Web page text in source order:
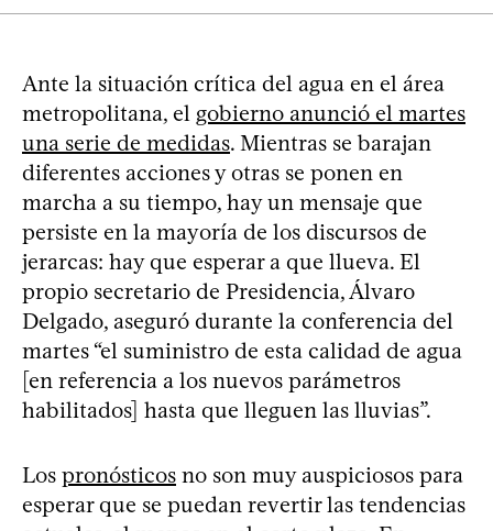
Ante la situación crítica del agua en el área
metropolitana, el gobierno anunció el martes
una serie de medidas. Mientras se barajan
diferentes acciones y otras se ponen en
marcha a su tiempo, hay un mensaje que
persiste en la mayoría de los discursos de
jerarcas: hay que esperar a que llueva. El
propio secretario de Presidencia, Álvaro
Delgado, aseguró durante la conferencia del
martes “el suministro de esta calidad de agua
[en referencia a los nuevos parámetros
habilitados] hasta que lleguen las lluvias”.
Los pronósticos no son muy auspiciosos para
esperar que se puedan revertir las tendencias